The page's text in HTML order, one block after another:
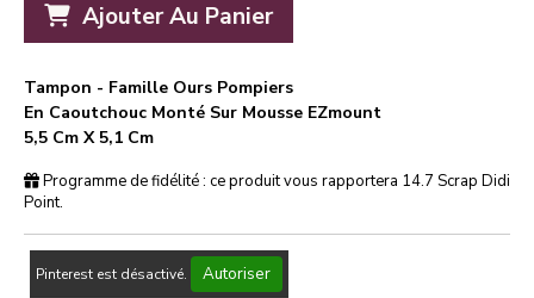
Ajouter Au Panier
Tampon - Famille Ours Pompiers
En Caoutchouc Monté Sur Mousse EZmount
5,5 Cm X 5,1 Cm
Programme de fidélité : ce produit vous rapportera 14.7 Scrap Didi
Point.
Pinterest est désactivé. Autoriser